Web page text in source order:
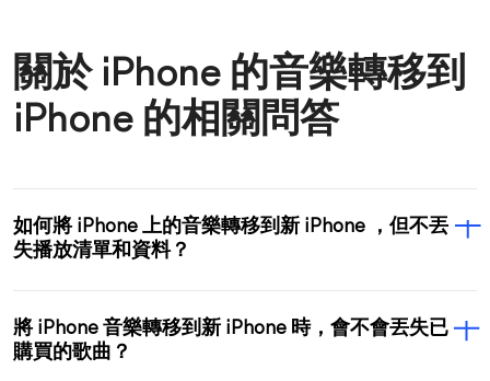
關於 iPhone 的音樂轉移到
iPhone 的相關問答
如何將 iPhone 上的音樂轉移到新 iPhone ，但不丟
失播放清單和資料？
將 iPhone 音樂轉移到新 iPhone 時，會不會丟失已
購買的歌曲？